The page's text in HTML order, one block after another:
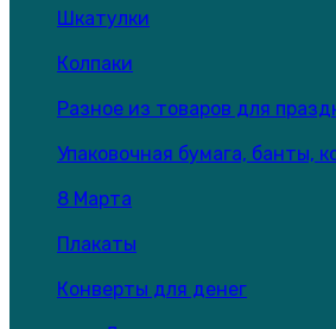
Шкатулки
Колпаки
Разное из товаров для
Упаковочная бумага, банты,
8 Марта
Плакаты
Конверты для денег